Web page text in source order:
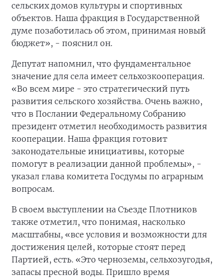
сельских домов культуры и спортивных
объектов. Наша фракция в Государственной
думе позаботилась об этом, принимая новый
бюджет», - пояснил он.
Депутат напомнил, что фундаментальное
значение для села имеет сельхозкооперация.
«Во всем мире - это стратегический путь
развития сельского хозяйства. Очень важно,
что в Послании Федеральному Собранию
президент отметил необходимость развития
кооперации. Наша фракция готовит
законодательные инициативы, которые
помогут в реализации данной проблемы», -
указал глава комитета Госдумы по аграрным
вопросам.
В своем выступлении на Съезде Плотников
также отметил, что понимая, насколько
масштабны, «все условия и возможности для
достижения целей, которые стоят перед
Партией, есть. «Это черноземы, сельхозугодья,
запасы пресной воды. Пришло время